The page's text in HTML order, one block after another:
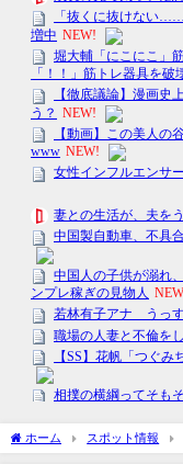
ホーム スポット情報
催中！5/10まで